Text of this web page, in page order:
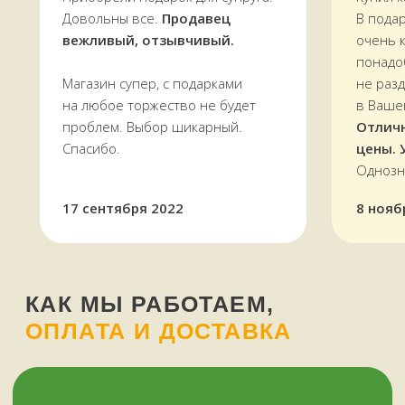
В
очень
не
в
цены.
Довольны все. Продавец
вежливый, отзывчивый.
Магазин супер, с подарками
на любое торжество не будет
проблем. Выбор шикарный.
Спасибо.
17 сентября 2022 8
Оплатить можно и наличными,
+7 (909) 563-11-00
WhatsApp
Мы работаемс 11 до 19 часов
и в выходные —